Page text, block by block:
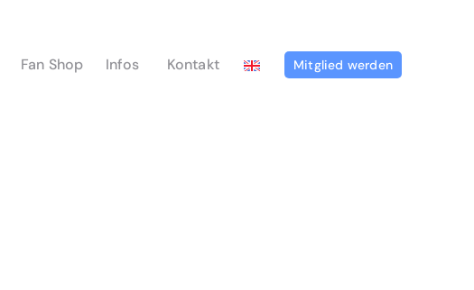
Fan Shop Infos Kontakt Mitglied werden